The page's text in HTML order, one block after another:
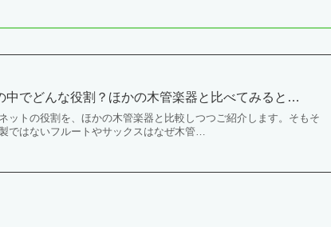
中でどんな役割？ほかの木管楽器と比べてみると…
ットの役割を、ほかの木管楽器と比較しつつご紹介します。そもそ
ではないフルートやサックスはなぜ木管…